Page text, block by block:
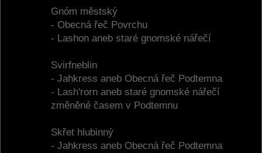
Gnóm městský
- Obecná řeč Povrchu
- Lashon aneb staré gnomské nářečí
Svirfneblin
- Jahkress aneb Obecná řeč Podtemna
- Lash'rorn aneb staré gnomské nářečí
změněné časem v Podtemnu
Skřet hlubinný
- Jahkress aneb Obecná řeč Podtemna